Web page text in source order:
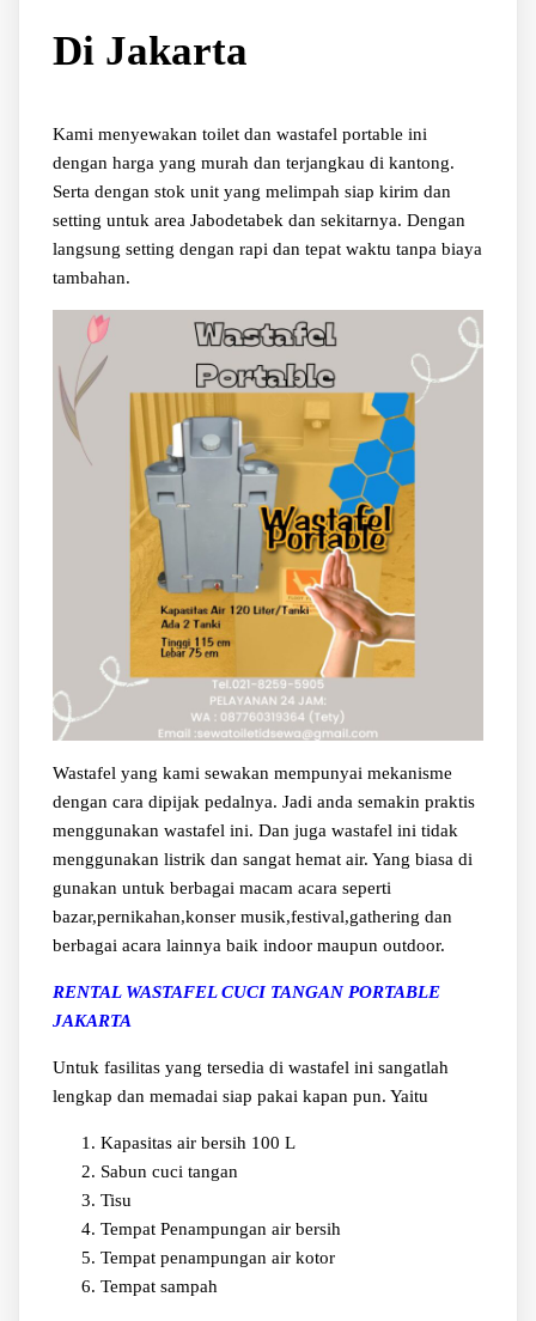
Di Jakarta
Kami menyewakan toilet dan wastafel portable ini
dengan harga yang murah dan terjangkau di kantong.
Serta dengan stok unit yang melimpah siap kirim dan
setting untuk area Jabodetabek dan sekitarnya. Dengan
langsung setting dengan rapi dan tepat waktu tanpa biaya
tambahan.
Wastafel yang kami sewakan mempunyai mekanisme
dengan cara dipijak pedalnya. Jadi anda semakin praktis
menggunakan wastafel ini. Dan juga wastafel ini tidak
menggunakan listrik dan sangat hemat air. Yang biasa di
gunakan untuk berbagai macam acara seperti
bazar,pernikahan,konser musik,festival,gathering dan
berbagai acara lainnya baik indoor maupun outdoor.
RENTAL WASTAFEL CUCI TANGAN PORTABLE
JAKARTA
Untuk fasilitas yang tersedia di wastafel ini sangatlah
lengkap dan memadai siap pakai kapan pun. Yaitu
Kapasitas air bersih 100 L
Sabun cuci tangan
Tisu
Tempat Penampungan air bersih
Tempat penampungan air kotor
Tempat sampah